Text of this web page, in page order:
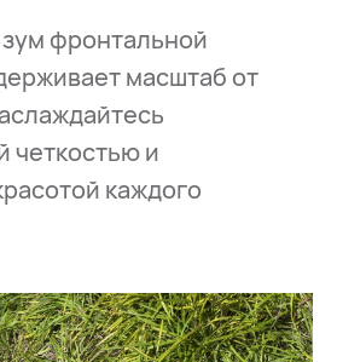
фронтальной
масштаб от
четкостью и
каждого